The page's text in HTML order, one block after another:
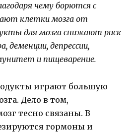
чему борются с
клетки мозга от
для мозга снижают риск
деменции, депрессии,
и пищеварение.
играют большую
Дело в том,
тесно связаны. В
гормоны и